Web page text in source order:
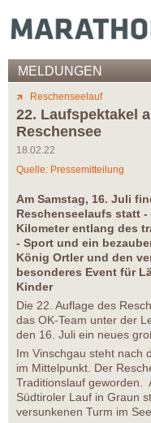
MELDUNGEN
Reschenseelauf
22. Laufspektakel
Reschensee
18.02.22
Quelle: Pressemitteilung
Am Samstag, 16. Juli
Reschenseelaufs statt
Kilometer entlang des
- Sport und ein
König Ortler und den
besonderes Event für
Kinder
Die 22. Auflage des
das OK-Team unter der
den 16. Juli ein neues
Im Vinschgau steht nach
im Mittelpunkt. Der
Traditionslauf geworden.
Südtiroler Lauf in Graun
versunkenen Turm im